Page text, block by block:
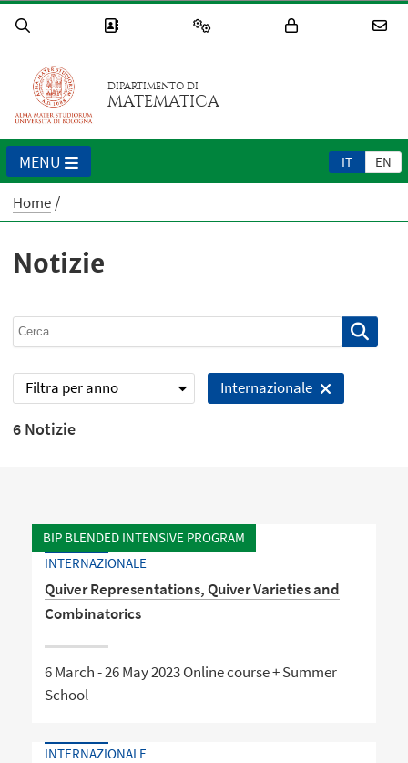
DIPARTIMENTO DI
MATEMATICA
IT EN
MENU
Home
Notizie
Filtra per anno Internazionale
6 Notizie
BIP BLENDED INTENSIVE PROGRAM
INTERNAZIONALE
Quiver Representations, Quiver Varieties and
Combinatorics
6 March - 26 May 2023 Online course + Summer
School
INTERNAZIONALE